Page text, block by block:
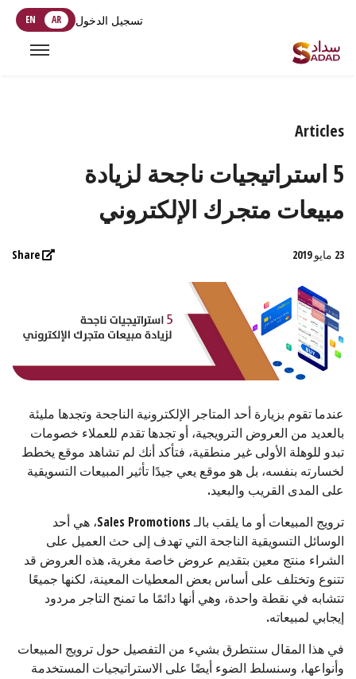
تسجيل الدخول EN AR
Articles
5 استراتيجيات ناجحة لزيادة
مبيعات متجرك الإلكتروني
23 مايو 2019 Share
عندما تقوم بزيارة أحد المتاجر الإلكترونية الناجحة وتجدها مليئة
بالعديد من العروض الترويجية، أو تجدها تقدم للعملاء خصومات
تبدو للوهلة الأولى غير منطقية، فتأكد أنك لم تشاهد موقع يخطط
لخسارته بنفسه، بل هو موقع يعي جيدًا تأثير المبيعات التسويقية
على المدى القريب والبعيد.
ترويج المبيعات أو ما يلقب بالـ Sales Promotions، هي أحد
الوسائل التسويقية الناجحة التي تهدف إلى حث العميل على
الشراء منتج معين بتقديم عروض خاصة مغرية. هذه العروض قد
تتنوع وتختلف على أساس بعض المعطيات المعينة، لكنها جميعًا
تتشابه في نقطة واحدة، وهي أنها دائمًا ما تمنح التاجر مردود
إيجابي لمبيعاته.
في هذا المقال سنتطرق بشيء من التفصيل حول ترويج المبيعات
وأنواعها، وسنسلط الضوء أيضًا على الاستراتيجيات المستخدمة